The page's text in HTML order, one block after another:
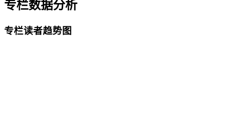
专栏数据分析
专栏读者趋势图